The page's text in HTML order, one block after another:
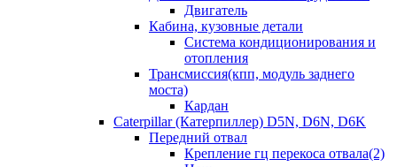
Двигатель
Кабина, кузовные детали
Система кондиционирования и
отопления
Трансмиссия(кпп, модуль заднего
моста)
Кардан
Caterpillar (Катерпиллер) D5N, D6N, D6K
Передний отвал
Крепление гц перекоса отвала(2)